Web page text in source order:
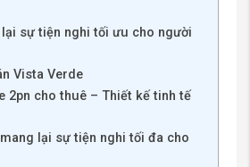
sự tiện nghi tối ưu cho người
Vista Verde
2pn cho thuê – Thiết kế tinh tế
lại sự tiện nghi tối đa cho